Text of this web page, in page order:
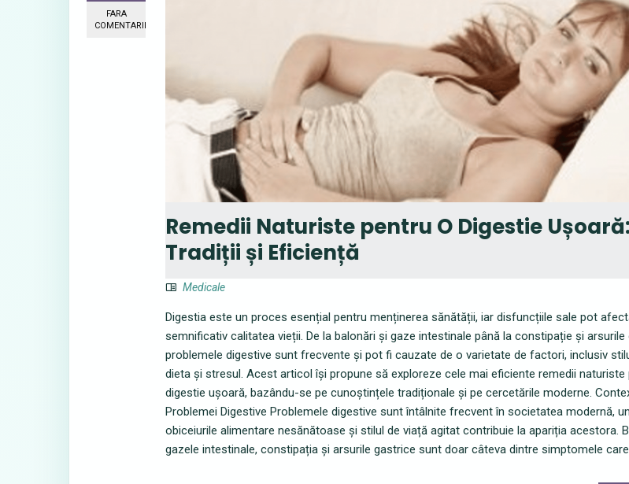
FARA
COMENTARII
Remedii Naturiste pentru O Digestie Ușoară:
Tradiții și Eficiență
Medicale
Digestia este un proces esențial pentru menținerea sănătății, iar disfuncțiile sale pot
semnificativ calitatea vieții. De la balonări și gaze intestinale până la constipație și arsurile
problemele digestive sunt frecvente și pot fi cauzate de o varietate de factori, inclusiv
dieta și stresul. Acest articol își propune să exploreze cele mai eficiente remedii naturiste
digestie ușoară, bazându-se pe cunoștințele tradiționale și pe cercetările moderne.
Problemei Digestive Problemele digestive sunt întâlnite frecvent în societatea modernă,
obiceiurile alimentare nesănătoase și stilul de viață agitat contribuie la apariția acestora.
gazele intestinale, constipația și arsurile gastrice sunt doar câteva dintre simptomele care